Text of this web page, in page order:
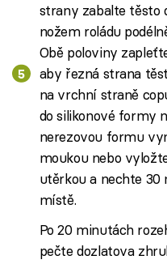
strany zabalte těsto
nožem roládu
Obě poloviny
aby řezná strana
na vrchní straně
do silikonové formy
nerezovou formu
moukou nebo
utěrkou a nechte
místě.
Po 20 minutách
pečte dozlatova